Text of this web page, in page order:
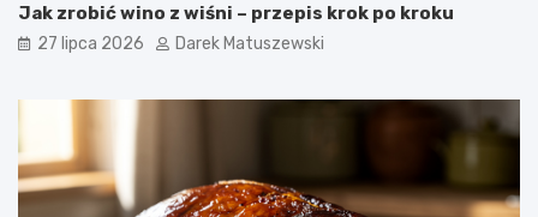
Jak zrobić wino z wiśni – przepis krok po kroku
27 lipca 2026 Darek Matuszewski